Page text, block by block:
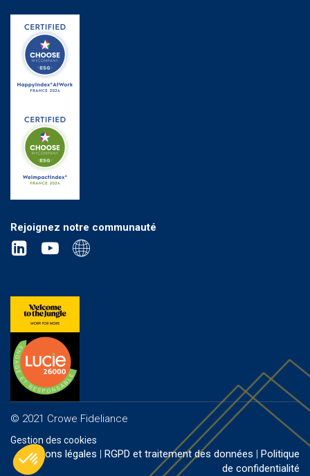
Rejoignez notre communauté
© 2021 Crowe Fideliance
Gestion des cookies
Mentions légales | RGPD et traitement des données | Politique
de confidentialité